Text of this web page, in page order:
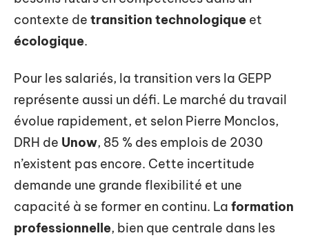
contexte de transition technologique et
écologique.
Pour les salariés, la transition vers la GEPP
représente aussi un défi. Le marché du travail
évolue rapidement, et selon Pierre Monclos,
DRH de Unow, 85 % des emplois de 2030
n’existent pas encore. Cette incertitude
demande une grande flexibilité et une
capacité à se former en continu. La formation
professionnelle, bien que centrale dans les